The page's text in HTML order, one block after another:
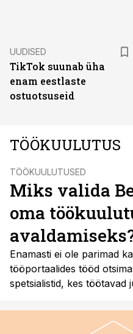
UUDISED
TikTok suunab üha
enam eestlaste
ostuotsuseid
TÖÖKUULUTUS
TÖÖKUULUTUSED
Miks valida
oma
Enamasti ei ole parimad
tööportaalides tööd
spetsialistid, kes töötavad
Seetõttu on nutikas
professionaalideni seal,